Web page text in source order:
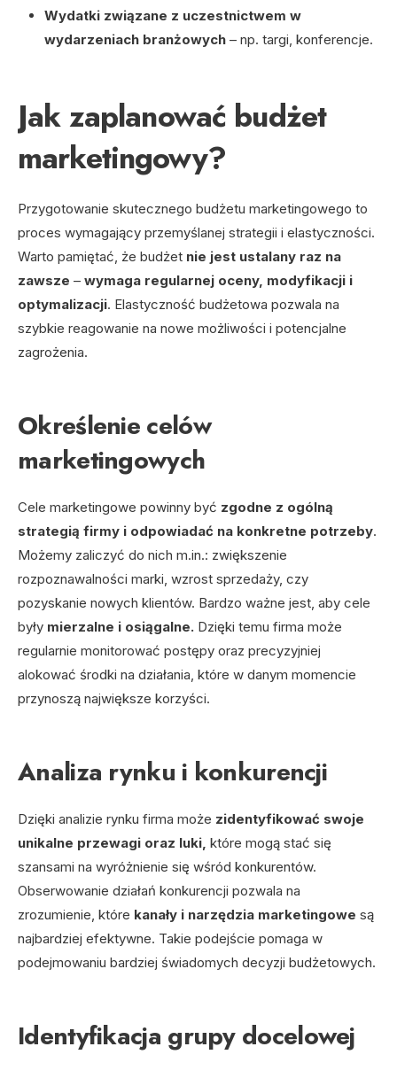
Wydatki związane z uczestnictwem w
wydarzeniach branżowych – np. targi, konferencje.
Jak zaplanować budżet
marketingowy?
Przygotowanie skutecznego budżetu marketingowego to
proces wymagający przemyślanej strategii i elastyczności.
Warto pamiętać, że budżet nie jest ustalany raz na
zawsze – wymaga regularnej oceny, modyfikacji i
optymalizacji. Elastyczność budżetowa pozwala na
szybkie reagowanie na nowe możliwości i potencjalne
zagrożenia.
Określenie celów
marketingowych
Cele marketingowe powinny być zgodne z ogólną
strategią firmy i odpowiadać na konkretne potrzeby.
Możemy zaliczyć do nich m.in.: zwiększenie
rozpoznawalności marki, wzrost sprzedaży, czy
pozyskanie nowych klientów. Bardzo ważne jest, aby cele
były mierzalne i osiągalne. Dzięki temu firma może
regularnie monitorować postępy oraz precyzyjniej
alokować środki na działania, które w danym momencie
przynoszą największe korzyści.
Analiza rynku i konkurencji
Dzięki analizie rynku firma może zidentyfikować swoje
unikalne przewagi oraz luki, które mogą stać się
szansami na wyróżnienie się wśród konkurentów.
Obserwowanie działań konkurencji pozwala na
zrozumienie, które kanały i narzędzia marketingowe są
najbardziej efektywne. Takie podejście pomaga w
podejmowaniu bardziej świadomych decyzji budżetowych.
Identyfikacja grupy docelowej